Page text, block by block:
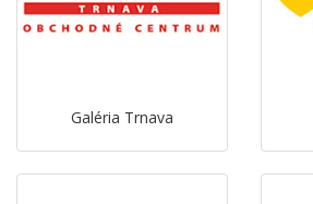
Galéria Trnava